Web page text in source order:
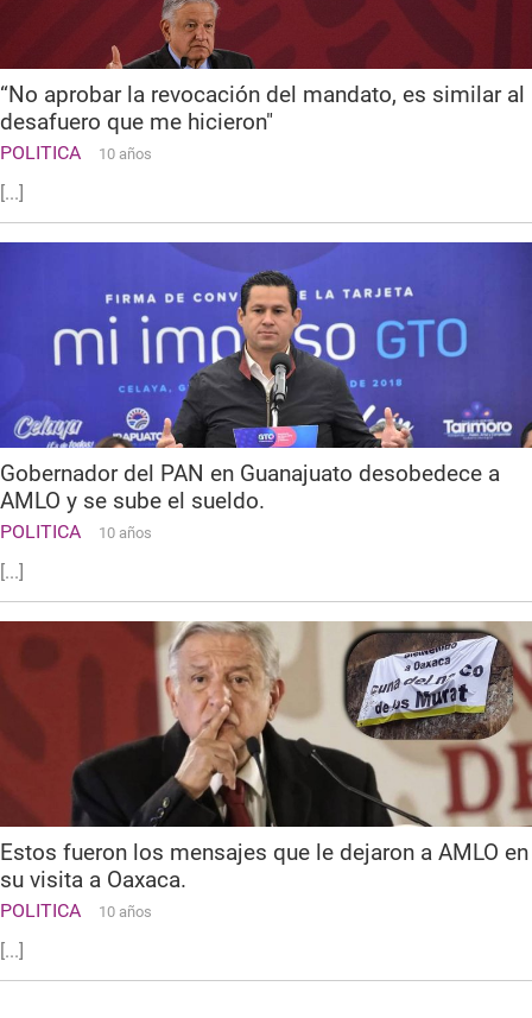
“No aprobar la revocación del mandato, es similar al
desafuero que me hicieron"
POLITICA 10 años
[...]
Gobernador del PAN en Guanajuato desobedece a
AMLO y se sube el sueldo.
POLITICA 10 años
[...]
Estos fueron los mensajes que le dejaron a AMLO en
su visita a Oaxaca.
POLITICA 10 años
[...]